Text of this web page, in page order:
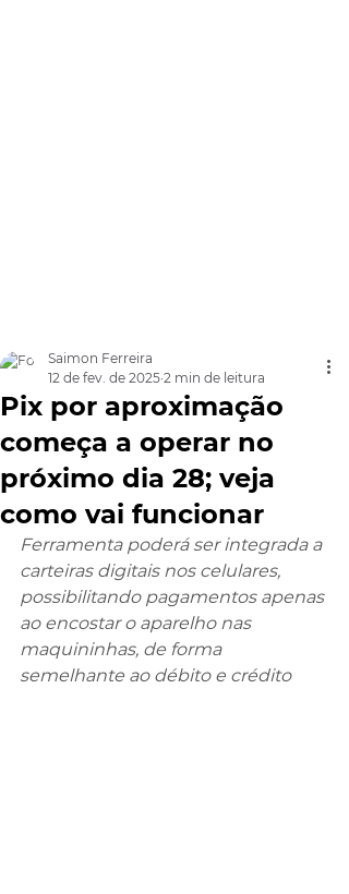
Pix por aproximação
começa a operar no
próximo dia 28; veja
como vai funcionar
Saimon Ferreira
12 de fev. de 2025 2 min de leitura
Ferramenta poderá ser integrada a
carteiras digitais nos celulares,
possibilitando pagamentos apenas
ao encostar o aparelho nas
maquininhas, de forma
semelhante ao débito e crédito